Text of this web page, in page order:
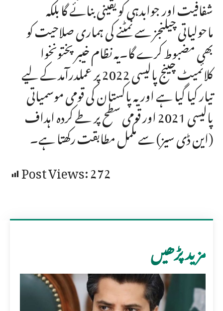
شفافیت اور جوابدہی کو یقینی بنائے گا بلکہ
ماحولیاتی چیلنجز سے نمٹنے کی ہماری صلاحیت کو
بھی مضبوط کرے گا۔یہ نظام خیبرپختونخوا
کلائمیٹ چینج پالیسی 2022 پر عملدرآمد کے لیے
تیار کیا گیا ہے اور یہ پاکستان کی قومی موسمیاتی
پالیسی 2021 اور قومی سطح پر طے کردہ اہداف
(این ڈی سیز) سے مکمل مطابقت رکھتا ہے۔
Post Views:272
مزید پڑھیں